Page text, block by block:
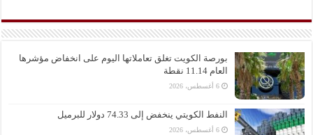
بورصة الكويت تغلق تعاملاتها اليوم على انخفاض مؤشرها
العام 11.14 نقطة
6 أغسطس، 2026
النفط الكويتي ينخفض إلى 74.33 دولار للبرميل
6 أغسطس، 2026